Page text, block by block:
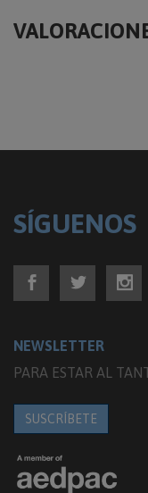
SÍGUENOS
NEWSLETTER
PARA ESTAR AL
SUSCRÍBETE